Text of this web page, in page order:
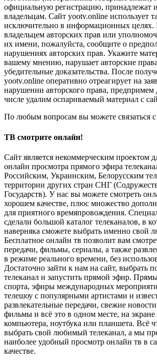
официальную регистрацию, принадлежат
владельцам. Сайт yootv.online использует
исключительно в информационных целях.
владельцем авторских прав или
их имени, пожалуйста, сообщите о
нарушениях авторских прав. Укажите
вашему мнению, нарушает авторские
убедительные доказательства. После
yootv.online оперативно отреагирует на
нарушении авторского права, предпримем
числе удалим оспариваемый материал с
По любым вопросам вы можете связаться
ТВ смотрите онлайн!
Сайт является некоммерческим проектом
онлайн просмотра прямого эфира
Российским, Украинским, Белорусским
территории других стран СНГ
Государств). У нас вы можете смотреть
хорошем качестве, плюс множество
для приятного времяпровождения.
сделали большой каталог телеканалов, в
наверняка сможете выбрать именно свой
Бесплатное онлайн тв позволит вам
передачи, фильмы, сериалы, а также
в режиме реального времени, без
Достаточно зайти к нам на сайт, выбрать
телеканал и запустить прямой эфир.
спорта, эфиры международных
телешоу с популярными артистами и
развлекательные передачи, свежие
фильмы и всё это в одном месте, на
компьютера, ноутбука или планшета. Всё
выбрать свой любимый телеканал, а мы
наиболее удобный просмотр онлайн тв в
качестве.